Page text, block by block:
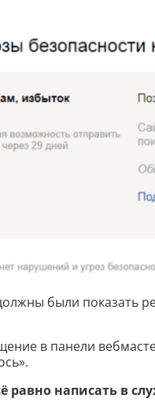
были показать
в панели
равно написать в